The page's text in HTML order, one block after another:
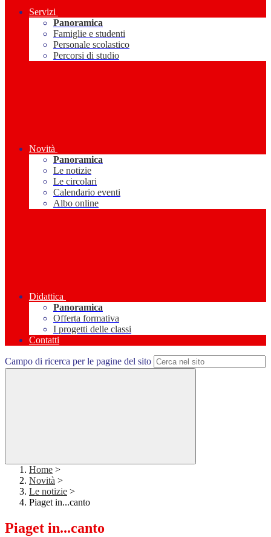
Servizi
Panoramica
Famiglie e studenti
Personale scolastico
Percorsi di studio
Novità
Panoramica
Le notizie
Le circolari
Calendario eventi
Albo online
Didattica
Panoramica
Offerta formativa
I progetti delle classi
Contatti
Campo di ricerca per le pagine del sito
Home >
Novità >
Le notizie >
Piaget in...canto
Piaget in...canto